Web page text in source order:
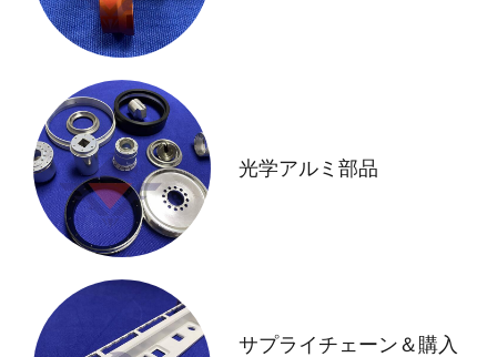
光学アルミ部品
サプライチェーン＆購入